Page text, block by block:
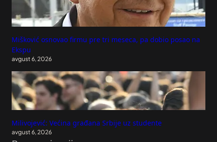
Mišković osnovao firmu pre tri meseca, pa dobio posao na
Ekspu
avgust 6, 2026
Milivojević: Većina građana Srbije uz studente
avgust 6, 2026